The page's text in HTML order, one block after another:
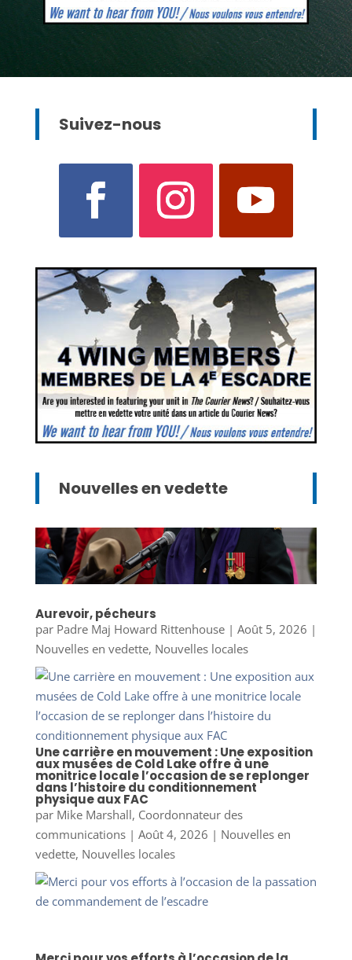
Suivez-nous
Nouvelles en vedette
Aurevoir, pécheurs
par Padre Maj Howard Rittenhouse| Août 5, 2026 |
Nouvelles en vedette, Nouvelles locales
Une carrière en mouvement : Une exposition
aux musées de Cold Lake offre à une
monitrice locale l’occasion de se replonger
dans l’histoire du conditionnement
physique aux FAC
par Mike Marshall, Coordonnateur des
communications| Août 4, 2026 | Nouvelles en
vedette, Nouvelles locales